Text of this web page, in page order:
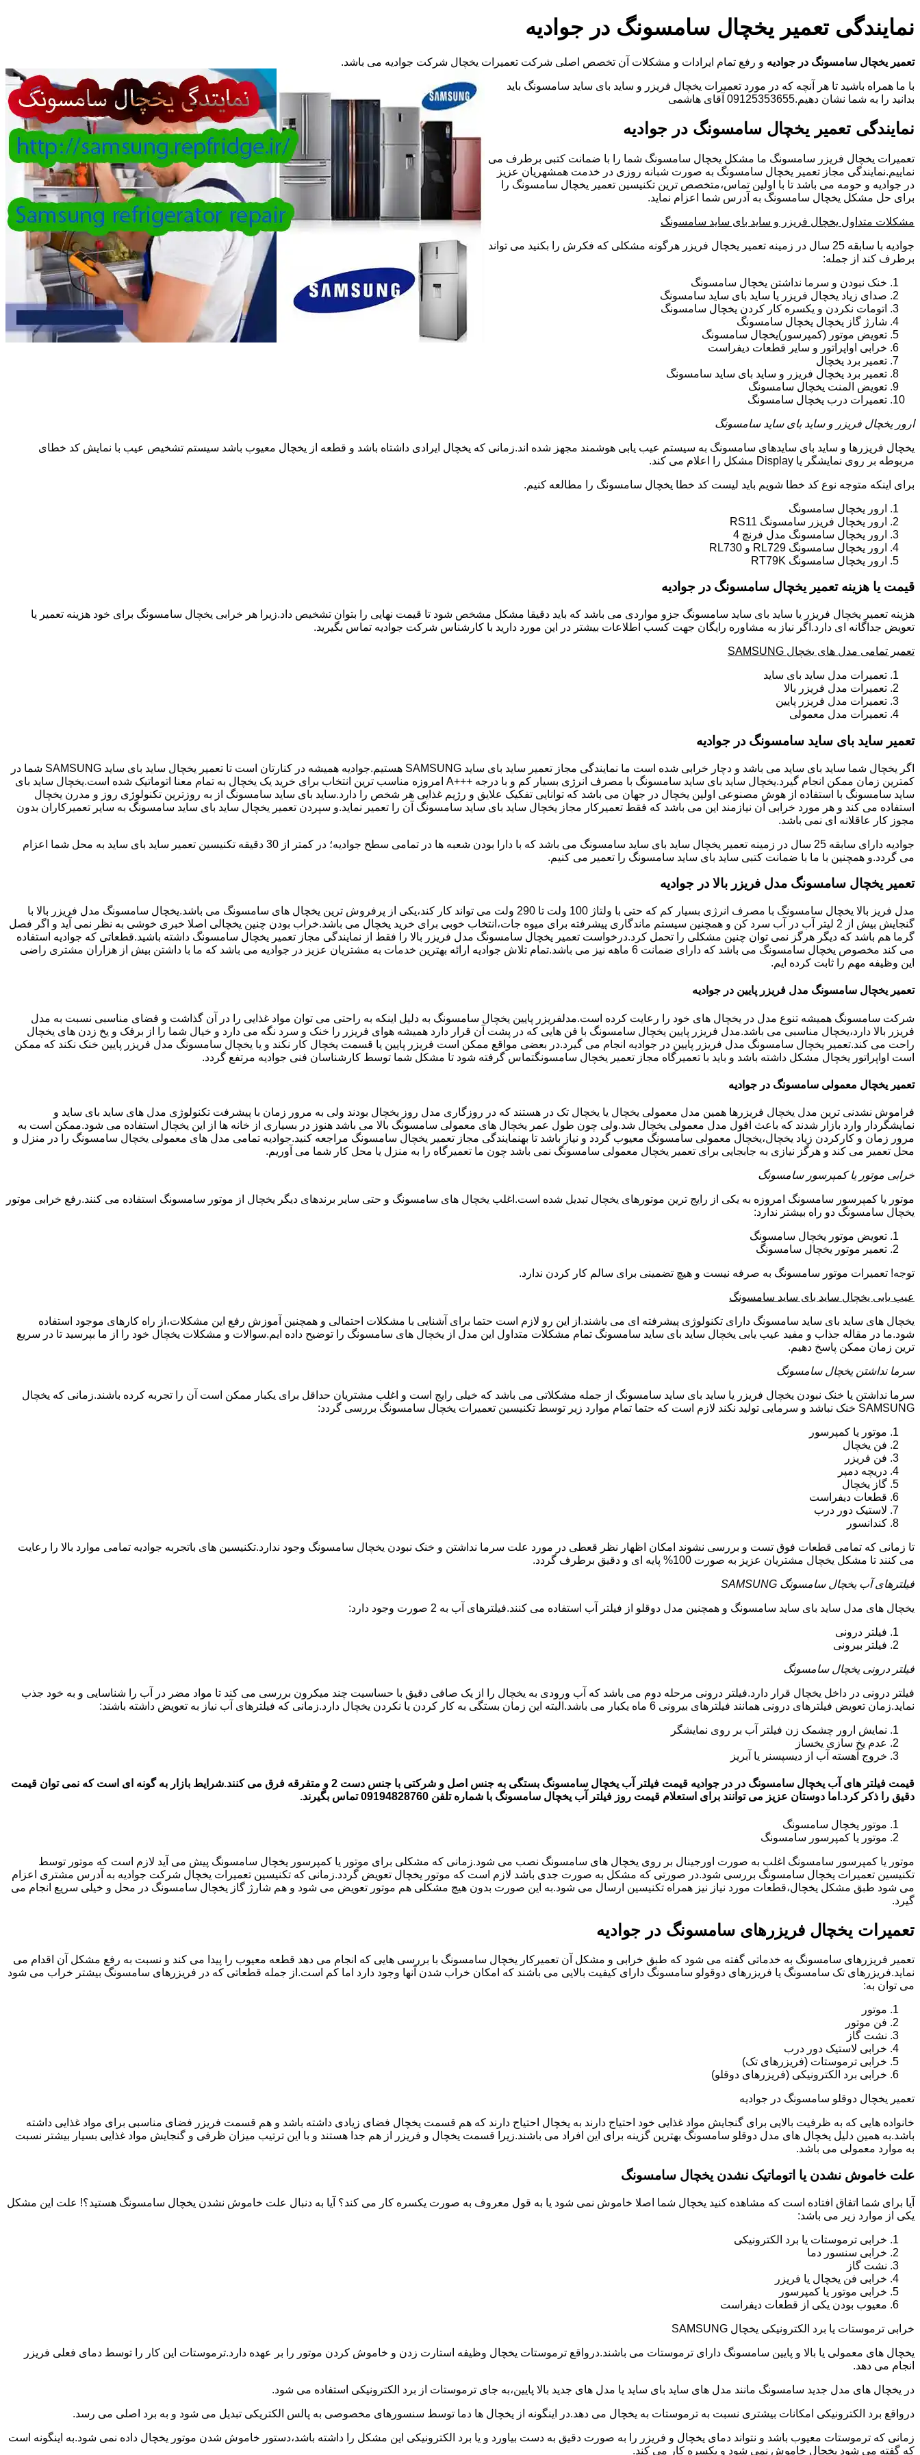
نمایندگی تعمیر یخچال سامسونگ در جوادیه
تعمیر یخچال سامسونگ در جوادیه و رفع تمام ایرادات و مشکلات آن تخصص اصلی شرکت تعمیرات یخچال شرکت جوادیه می باشد.
با ما همراه باشید تا هر آنچه که در مورد تعمیرات یخچال فریزر و ساید بای ساید سامسونگ باید
بدانید را به شما نشان دهیم.09125353655 آقای هاشمی
نمایندگی تعمیر یخچال سامسونگ در جوادیه
تعمیرات یخچال فریزر سامسونگ ما مشکل یخچال سامسونگ شما را با ضمانت کتبی برطرف می
نماییم.نمایندگی مجاز تعمیر یخچال سامسونگ به صورت شبانه روزی در خدمت همشهریان عزیز
در جوادیه و حومه می باشد تا با اولین تماس،متخصص ترین تکنیسین تعمیر یخچال سامسونگ را
برای حل مشکل یخچال سامسونگ به آدرس شما اعزام نماید.
مشکلات متداول یخچال فریزر و ساید بای ساید سامسونگ
جوادیه با سابقه 25 سال در زمینه تعمیر یخچال فریزر هرگونه مشکلی که فکرش را بکنید می تواند
برطرف کند از جمله:
خنک نبودن و سرما نداشتن یخچال سامسونگ
صدای زیاد یخچال فریزر یا ساید بای ساید سامسونگ
اتومات نکردن و یکسره کار کردن یخچال سامسونگ
شارژ گاز یخچال یخچال سامسونگ
تعویض موتور (کمپرسور)یخچال سامسونگ
خرابی اواپراتور و سایر قطعات دیفراست
تعمیر برد یخچال
تعمیر برد یخچال فریزر و ساید بای ساید سامسونگ
تعویض المنت یخچال سامسونگ
تعمیرات درب یخچال سامسونگ
ارور یخچال فریزر و ساید بای ساید سامسونگ
یخچال فریزرها و ساید بای سایدهای سامسونگ به سیستم عیب یابی هوشمند مجهز شده اند.زمانی که یخچال ایرادی داشتاه باشد و قطعه از یخچال معیوب باشد سیستم تشخیص عیب با نمایش کد خطای
مربوطه بر روی نمایشگر یا Display مشکل را اعلام می کند.
برای اینکه متوجه نوع کد خطا شویم باید لیست کد خطا یخچال سامسونگ را مطالعه کنیم.
ارور یخچال سامسونگ
ارور یخچال فریزر سامسونگ RS11
ارور یخچال سامسونگ مدل فرنچ 4
ارور یخچال سامسونگ RL729 و RL730
ارور یخچال سامسونگ RT79K
قیمت یا هزینه تعمیر یخچال سامسونگ در جوادیه
هزینه تعمیر یخچال فریزر یا ساید بای ساید سامسونگ جزو مواردی می باشد که باید دقیقا مشکل مشخص شود تا قیمت نهایی را بتوان تشخیص داد.زیرا هر خرابی یخچال سامسونگ برای خود هزینه تعمیر یا
تعویض جداگانه ای دارد.اگر نیاز به مشاوره رایگان جهت کسب اطلاعات بیشتر در این مورد دارید با کارشناس شرکت جوادیه تماس بگیرید.
تعمیر تمامی مدل های یخچال SAMSUNG
تعمیرات مدل ساید بای ساید
تعمیرات مدل فریزر بالا
تعمیرات مدل فریزر پایین
تعمیرات مدل معمولی
تعمیر ساید بای ساید سامسونگ در جوادیه
اگر یخچال شما ساید بای ساید می باشد و دچار خرابی شده است ما نمایندگی مجاز تعمیر ساید بای ساید SAMSUNG هستیم.جوادیه همیشه در کنارتان است تا تعمیر یخچال ساید بای ساید SAMSUNG شما در
کمترین زمان ممکن انجام گیرد.یخچال ساید بای ساید سامسونگ با مصرف انرژی بسیار کم و با درجه +++A امروزه مناسب ترین انتخاب برای خرید یک یخچال به تمام معنا اتوماتیک شده است.یخچال ساید بای
ساید سامسونگ با استفاده از هوش مصنوعی اولین یخچال در جهان می باشد که توانایی تفکیک علایق و رژیم غذایی هر شخص را دارد.ساید بای ساید سامسونگ از به روزترین تکنولوژی روز و مدرن یخچال
استفاده می کند و هر مورد خرابی آن نیازمند این می باشد که فقط تعمیرکار مجاز یخچال ساید بای ساید سامسونگ آن را تعمیر نماید.و سپردن تعمیر یخچال ساید بای ساید سامسونگ به سایر تعمیرکاران بدون
مجوز کار عاقلانه ای نمی باشد.
جوادیه دارای سابقه 25 سال در زمینه تعمیر یخچال ساید بای ساید سامسونگ می باشد که با دارا بودن شعبه ها در تمامی سطح جوادیه؛ در کمتر از 30 دقیقه تکنیسین تعمیر ساید بای ساید به محل شما اعزام
می گردد.و همچنین با ما با ضمانت کتبی ساید بای ساید سامسونگ را تعمیر می کنیم.
تعمیر یخچال سامسونگ مدل فریزر بالا در جوادیه
مدل فریز بالا یخچال سامسونگ با مصرف انرژی بسیار کم که حتی با ولتاژ 100 ولت تا 290 ولت می تواند کار کند،یکی از پرفروش ترین یخچال های سامسونگ می باشد.یخچال سامسونگ مدل فریزر بالا با
گنجایش بیش از 2 لیتر آب در آب سرد کن و همچنین سیستم ماندگاری پیشرفته برای میوه جات،انتخاب خوبی برای خرید یخچال می باشد.خراب بودن چنین یخچالی اصلا خبری خوشی به نظر نمی آید و اگر فصل
گرما هم باشد که دیگر هرگز نمی توان چنین مشکلی را تحمل کرد.درخواست تعمیر یخچال سامسونگ مدل فریزر بالا را فقط از نمایندگی مجاز تعمیر یخچال سامسونگ داشته باشید.قطعاتی که جوادیه استفاده
می کند مخصوص یخچال سامسونگ می باشد که دارای ضمانت 6 ماهه نیز می باشد.تمام تلاش جوادیه ارائه بهترین خدمات به مشتریان عزیز در جوادیه می باشد که ما با داشتن بیش از هزاران مشتری راضی
این وظیفه مهم را ثابت کرده ایم.
تعمیر یخچال سامسونگ مدل فریزر پایین در جوادیه
شرکت سامسونگ همیشه تنوع مدل در یخچال های خود را رعایت کرده است.مدلفریزر پایین یخچال سامسونگ به دلیل اینکه به راحتی می توان مواد غذایی را در آن گذاشت و فضای مناسبی نسبت به مدل
فریزر بالا دارد،یخچال مناسبی می باشد.مدل فریزر پایین یخچال سامسونگ با فن هایی که در پشت آن قرار دارد همیشه هوای فریزر را خنک و سرد نگه می دارد و خیال شما را از برفک و یخ زدن های یخچال
راحت می کند.تعمیر یخچال سامسونگ مدل فریزر پایین در جوادیه انجام می گیرد.در بعضی مواقع ممکن است فریزر پایین یا قسمت یخچال کار نکند و یا یخچال سامسونگ مدل فریزر پایین خنک نکند که ممکن
است اواپراتور یخچال مشکل داشته باشد و باید با تعمیرگاه مجاز تعمیر یخچال سامسونگتماس گرفته شود تا مشکل شما توسط کارشناسان فنی جوادیه مرتفع گردد.
تعمیر یخچال معمولی سامسونگ در جوادیه
فراموش نشدنی ترین مدل یخچال فریزرها همین مدل معمولی یخچال یا یخچال تک در هستند که در روزگاری مدل روز یخچال بودند ولی به مرور زمان با پیشرفت تکنولوژی مدل های ساید بای ساید و
نمایشگردار وارد بازار شدند که باعث افول مدل معمولی یخچال شد.ولی چون طول عمر یخچال های معمولی سامسونگ بالا می باشد هنوز در بسیاری از خانه ها از این یخچال استفاده می شود.ممکن است به
مرور زمان و کارکردن زیاد یخچال،یخچال معمولی سامسونگ معیوب گردد و نیاز باشد تا بهنمایندگی مجاز تعمیر یخچال سامسونگ مراجعه کنید.جوادیه تمامی مدل های معمولی یخچال سامسونگ را در منزل و
محل تعمیر می کند و هرگز نیازی به جابجایی برای تعمیر یخچال معمولی سامسونگ نمی باشد چون ما تعمیرگاه را به منزل یا محل کار شما می آوریم.
خرابی موتور یا کمپرسور سامسونگ
موتور یا کمپرسور سامسونگ امروزه به یکی از رایج ترین موتورهای یخچال تبدیل شده است.اغلب یخچال های سامسونگ و حتی سایر برندهای دیگر یخچال از موتور سامسونگ استفاده می کنند.رفع خرابی موتور
یخچال سامسونگ دو راه بیشتر ندارد:
تعویض موتور یخچال سامسونگ
تعمیر موتور یخچال سامسونگ
توجه! تعمیرات موتور سامسونگ به صرفه نیست و هیچ تضمینی برای سالم کار کردن ندارد.
عیب یابی یخچال ساید بای ساید سامسونگ
یخچال های ساید بای ساید سامسونگ دارای تکنولوژی پیشرفته ای می باشند.از این رو لازم است حتما برای آشنایی با مشکلات احتمالی و همچنین آموزش رفع این مشکلات،از راه کارهای موجود استفاده
شود.ما در مقاله جذاب و مفید عیب یابی یخچال ساید بای ساید سامسونگ تمام مشکلات متداول این مدل از یخچال های سامسونگ را توضیح داده ایم.سوالات و مشکلات یخچال خود را از ما بپرسید تا در سریع
ترین زمان ممکن پاسخ دهیم.
سرما نداشتن یخچال سامسونگ
سرما نداشتن یا خنک نبودن یخچال فریزر یا ساید بای ساید سامسونگ از جمله مشکلاتی می باشد که خیلی رایج است و اغلب مشتریان حداقل برای یکبار ممکن است آن را تجربه کرده باشند.زمانی که یخچال
SAMSUNG خنک نباشد و سرمایی تولید نکند لازم است که حتما تمام موارد زیر توسط تکنیسین تعمیرات یخچال سامسونگ بررسی گردد:
موتور یا کمپرسور
فن یخچال
فن فریزر
دریچه دمپر
گاز یخچال
قطعات دیفراست
لاستیک دور درب
کندانسور
تا زمانی که تمامی قطعات فوق تست و بررسی نشوند امکان اظهار نظر قعطی در مورد علت سرما نداشتن و خنک نبودن یخچال سامسونگ وجود ندارد.تکنیسین های باتجربه جوادیه تمامی موارد بالا را رعایت
می کنند تا مشکل یخچال مشتریان عزیز به صورت 100% پایه ای و دقیق برطرف گردد.
فیلترهای آب یخچال سامسونگ SAMSUNG
یخچال های مدل ساید بای ساید سامسونگ و همچنین مدل دوقلو از فیلتر آب استفاده می کنند.فیلترهای آب به 2 صورت وجود دارد:
فیلتر درونی
فیلتر بیرونی
فیلتر درونی یخچال سامسونگ
فیلتر درونی در داخل یخچال قرار دارد.فیلتر درونی مرحله دوم می باشد که آب ورودی به یخچال را از یک صافی دقیق با حساسیت چند میکرون بررسی می کند تا مواد مضر در آب را شناسایی و به خود جذب
نماید.زمان تعویض فیلترهای درونی همانند فیلترهای بیرونی 6 ماه یکبار می باشد.البته این زمان بستگی به کار کردن یا نکردن یخچال دارد.زمانی که فیلترهای آب نیاز به تعویض داشته باشند:
نمایش ارور چشمک زن فیلتر آب بر روی نمایشگر
عدم یخ سازی یخساز
خروج آهسته آب از دیسپسنر یا آبریز
قیمت فیلتر های آب یخچال سامسونگ در در جوادیه قیمت فیلتر آب یخچال سامسونگ بستگی به جنس اصل و شرکتی با جنس دست 2 و متفرقه فرق می کنند.شرایط بازار به گونه ای است که نمی توان قیمت
دقیق را ذکر کرد.اما دوستان عزیز می توانند برای استعلام قیمت روز فیلتر آب یخچال سامسونگ با شماره تلفن 09194828760 تماس بگیرند.
موتور یخچال سامسونگ
موتور یا کمپرسور سامسونگ
موتور یا کمپرسور سامسونگ اغلب به صورت اورجینال بر روی یخچال های سامسونگ نصب می شود.زمانی که مشکلی برای موتور یا کمپرسور یخچال سامسونگ پیش می آید لازم است که موتور توسط
تکنیسین تعمیرات یخچال سامسونگ بررسی شود.در صورتی که مشکل به صورت جدی باشد لازم است که موتور یخچال تعویض گردد.زمانی که تکنیسین تعمیرات یخچال شرکت جوادیه به آدرس مشتری اعزام
می شود طبق مشکل یخچال،قطعات مورد نیاز نیز همراه تکنیسین ارسال می شود.به این صورت بدون هیچ مشکلی هم موتور تعویض می شود و هم شارژ گاز یخچال سامسونگ در محل و خیلی سریع انجام می
گیرد.
تعمیرات یخچال فریزرهای سامسونگ در جوادیه
تعمیر فریزرهای سامسونگ به خدماتی گفته می شود که طبق خرابی و مشکل آن تعمیرکار یخچال سامسونگ با بررسی هایی که انجام می دهد قطعه معیوب را پیدا می کند و نسبت به رفع مشکل آن اقدام می
نماید.فریزرهای تک سامسونگ یا فریزرهای دوقولو سامسونگ دارای کیفیت بالایی می باشند که امکان خراب شدن آنها وجود دارد اما کم است.از جمله قطعاتی که در فریزرهای سامسونگ بیشتر خراب می شود
می توان به:
موتور
فن موتور
نشت گاز
خرابی لاستیک دور درب
خرابی ترموستات (فریزرهای تک)
خرابی برد الکترونیکی (فریزرهای دوقلو)
تعمیر یخچال دوقلو سامسونگ در جوادیه
خانواده هایی که به ظرفیت بالایی برای گنجایش مواد غذایی خود احتیاج دارند به یخچال احتیاج دارند که هم قسمت یخچال فضای زیادی داشته باشد و هم قسمت فریزر فضای مناسبی برای مواد غذایی داشته
باشد.به همین دلیل یخچال های مدل دوقلو سامسونگ بهترین گزینه برای این افراد می باشند.زیرا قسمت یخچال و فریزر از هم جدا هستند و با این ترتیب میزان ظرفی و گنجایش مواد غذایی بسیار بیشتر نسبت
به موارد معمولی می باشد.
علت خاموش نشدن یا اتوماتیک نشدن یخچال سامسونگ
آیا برای شما اتفاق افتاده است که مشاهده کنید یخچال شما اصلا خاموش نمی شود یا به قول معروف به صورت یکسره کار می کند؟ آیا به دنبال علت خاموش نشدن یخچال سامسونگ هستید؟! علت این مشکل
یکی از موارد زیر می باشد:
خرابی ترموستات یا برد الکترونیکی
خرابی سنسور دما
نشت گاز
خرابی فن یخچال یا فریزر
خرابی موتور یا کمپرسور
معیوب بودن یکی از قطعات دیفراست
خرابی ترموستات یا برد الکترونیکی یخچال SAMSUNG
یخچال های معمولی یا بالا و پایین سامسونگ دارای ترموستات می باشند.درواقع ترموستات یخچال وظیفه استارت زدن و خاموش کردن موتور را بر عهده دارد.ترموستات این کار را توسط دمای فعلی فریزر
انجام می دهد.
در یخچال های مدل جدید سامسونگ مانند مدل های ساید بای ساید یا مدل های جدید بالا پایین،به جای ترموستات از برد الکترونیکی استفاده می شود.
درواقع برد الکترونیکی امکانات بیشتری نسبت به ترموستات به یخچال می دهد.در اینگونه از یخچال ها دما توسط سنسورهای مخصوصی به پالس الکتریکی تبدیل می شود و به برد اصلی می رسد.
زمانی که ترموستات معیوب باشد و نتواند دمای یخچال و فریزر را به صورت دقیق به دست بیاورد و یا برد الکترونیکی این مشکل را داشته باشد،دستور خاموش شدن موتور یخچال داده نمی شود.به اینگونه است
که گفته می شود یخچال خاموش نمی شود و یکسره کار می کند.